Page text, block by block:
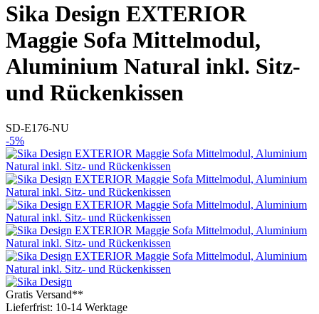
Sika Design EXTERIOR
Maggie Sofa Mittelmodul,
Aluminium Natural inkl. Sitz-
und Rückenkissen
SD-E176-NU
-5%
Gratis Versand**
Lieferfrist: 10-14 Werktage